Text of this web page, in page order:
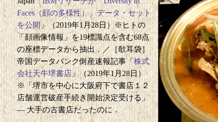
Faces（顔の多様性）」データ・セット
を公開」（2019年1月28日）※ヒトの
「顔画像情報」を19標識点を含む68点
の座標データから抽出．／［欹耳袋］
帝国データバンク倒産速報記事「株式
会社天牛堺書店」（2019年1月28日）
※「堺市を中心に大阪府下で書店１２
店舗運営破産手続き開始決定受ける」
— 大手の古書店だったのに．